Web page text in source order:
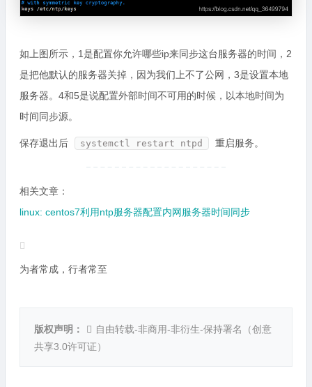
如上图所示，1是配置你允许哪些ip来同步这台服务器的时间，2
是把他默认的服务器关掉，因为我们上不了公网，3是设置本地
服务器。4和5是说配置外部时间不可用的时候，以本地时间为
时间同步源。
保存退出后 systemctl restart ntpd 重启服务。
相关文章：
linux: centos7利用ntp服务器配置内网服务器时间同步
为者常成，行者常至
版权声明： 自由转载-非商用-非衍生-保持署名（创意
共享3.0许可证）